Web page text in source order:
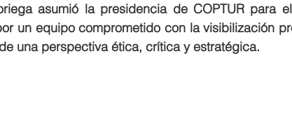
asumió la presidencia de COPTUR para
un equipo comprometido con la visibilización
una perspectiva ética, crítica y estratégica.